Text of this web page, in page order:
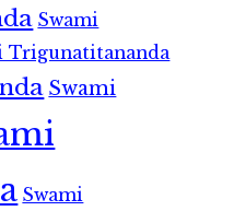
Swami
Trigunatitananda
Swami
Swami